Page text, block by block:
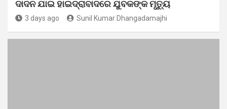
ଦାଦନ ଯାଇ ହାଇଦ୍ରାବାଦରେ ଯୁବକଙ୍କ ମୃତ୍ୟୁ
3 days ago Sunil Kumar Dhangadamajhi